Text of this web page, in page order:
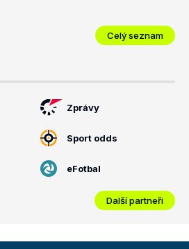
Celý seznam
Zprávy
Sport odds
eFotbal
Další partneři